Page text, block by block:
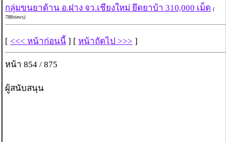
กลุ่มขนยาด้าน อ.ฝาง จว.เชียงใหม่ ยึดยาบ้า 310,000 เม็ด (
788views)
[ <<< หน้าก่อนนี้ ] [ หน้าถัดไป >>> ]
หน้า 854 / 875
ผู้สนับสนุน